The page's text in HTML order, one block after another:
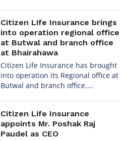
Citizen Life Insurance brings
into operation regional office
at Butwal and branch office
at Bhairahawa
Citizen Life Insurance has brought
into operation its Regional office at
Butwal and branch office....
Citizen Life Insurance
appoints Mr. Poshak Raj
Paudel as CEO